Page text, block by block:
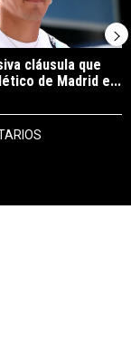
cláusula que
de Madrid e...